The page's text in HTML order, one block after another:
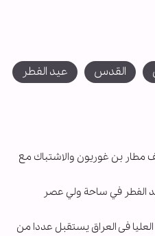
القدس عيد الفطر
بن غوريون والاشتباك مع
الفطر في ساحة ولي عصر
فی العراق يستقبل عددا من